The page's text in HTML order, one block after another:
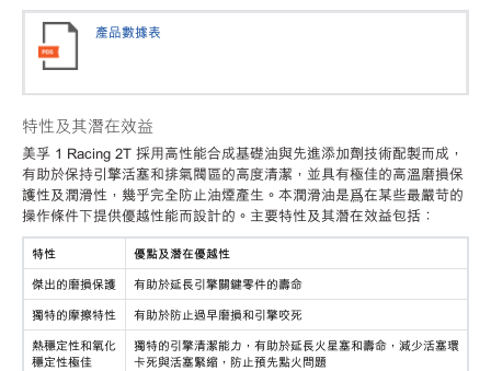
產品數據表
特性及其潛在效益
美孚 1 Racing 2T 採用高性能合成基礎油與先進添加劑技術配製而成，
有助於保持引擎活塞和排氣閥區的高度清潔，並具有極佳的高溫磨損保
護性及潤滑性，幾乎完全防止油煙產生。本潤滑油是爲在某些最嚴苛的
操作條件下提供優越性能而設計的。主要特性及其潛在效益包括：
特性
優點及潛在優越性
傑出的磨損保護
有助於延長引擎關鍵零件的壽命
獨特的摩擦特性
有助於防止過早磨損和引擎咬死
熱穩定性和氧化
穩定性極佳
獨特的引擎清潔能力，有助於延長火星塞和壽命，減少活塞環
卡死與活塞緊縮，防止預先點火問題